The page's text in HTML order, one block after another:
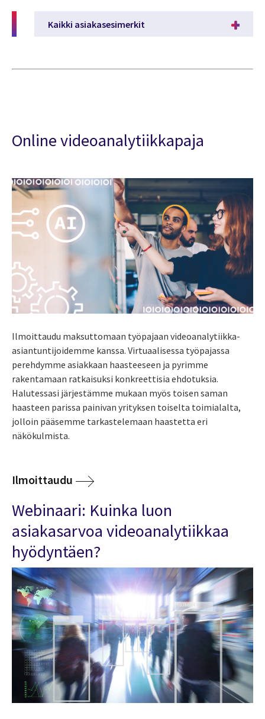
Kaikki asiakasesimerkit
Online videoanalytiikkapaja
Ilmoittaudu maksuttomaan työpajaan videoanalytiikka-
asiantuntijoidemme kanssa. Virtuaalisessa työpajassa
perehdymme asiakkaan haasteeseen ja pyrimme
rakentamaan ratkaisuksi konkreettisia ehdotuksia.
Halutessasi järjestämme mukaan myös toisen saman
haasteen parissa painivan yrityksen toiselta toimialalta,
jolloin pääsemme tarkastelemaan haastetta eri
näkökulmista.
Ilmoittaudu
Webinaari: Kuinka luon
asiakasarvoa videoanalytiikkaa
hyödyntäen?